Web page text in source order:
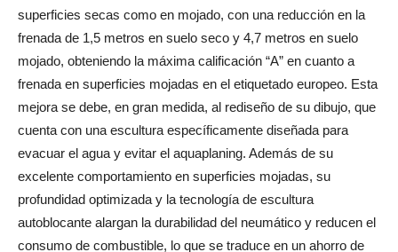
superficies secas como en mojado, con una reducción en la
frenada de 1,5 metros en suelo seco y 4,7 metros en suelo
mojado, obteniendo la máxima calificación “A” en cuanto a
frenada en superficies mojadas en el etiquetado europeo. Esta
mejora se debe, en gran medida, al rediseño de su dibujo, que
cuenta con una escultura específicamente diseñada para
evacuar el agua y evitar el aquaplaning. Además de su
excelente comportamiento en superficies mojadas, su
profundidad optimizada y la tecnología de escultura
autoblocante alargan la durabilidad del neumático y reducen el
consumo de combustible, lo que se traduce en un ahorro de